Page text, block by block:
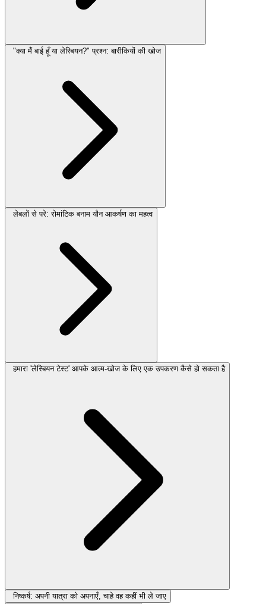
"क्या मैं बाई हूँ या लेस्बियन?" प्रश्न: बारीकियों की खोज
लेबलों से परे: रोमांटिक बनाम यौन आकर्षण का महत्व
हमारा 'लेस्बियन टेस्ट' आपके आत्म-खोज के लिए एक उपकरण कैसे हो सकता है
निष्कर्ष: अपनी यात्रा को अपनाएँ, चाहे वह कहीं भी ले जाए